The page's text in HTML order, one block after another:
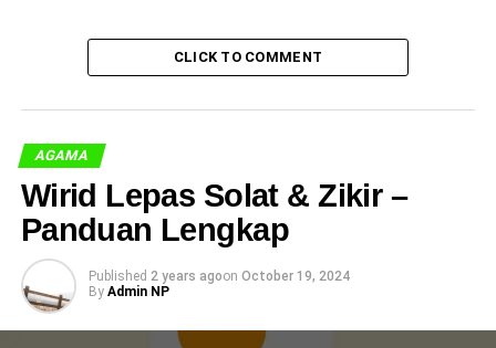
CLICK TO COMMENT
AGAMA
Wirid Lepas Solat & Zikir –
Panduan Lengkap
Published 2 years agoon October 19, 2024
By Admin NP